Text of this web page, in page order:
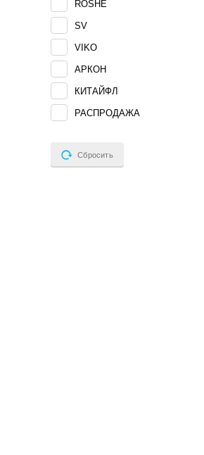
ROSHE
SV
VIKO
АРКОН
КИТАЙФЛ
РАСПРОДАЖА
Сбросить